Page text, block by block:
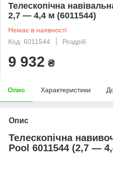
Телескопічна
2,7 — 4,4 м (6011544)
Немає в наявності
Код: 6011544
Роздріб
9 932 ₴
Опис Характеристики
Опис
Телескопічна
Pool 6011544 (2,7 —